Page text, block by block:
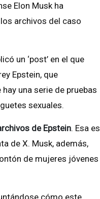
Elon Musk ha
archivos del caso
un ‘post’ en el que
Epstein, que
una serie de pruebas
sexuales.
de Epstein. Esa es
de X. Musk, además,
de mujeres jóvenes
cómo este